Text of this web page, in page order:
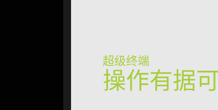
超级终端
操作有据